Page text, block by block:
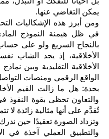
يمكن التغاضي عنها.
ومن أبرز هذه الإشكاليات
في ظل هيمنة النموذج
بالنجاح السريع ولو على
الأخلاقية، إذ يجد الشاب
الأخلاقية التقليدية وبين
الواقع الرقمي ومنصات
بحدة: هل ما زالت القيم
والتعاون تحظى بقوة
تُقدَّم على أنها مثالية زائدة
وتزداد الصورة تعقيدًا حين
والتطبيق العملي آخذة في